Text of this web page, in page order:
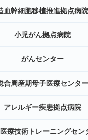
血幹細胞移植推進拠点病院
小児がん拠点病院
がんセンター
合周産期母子医療センター
アレルギー疾患拠点病院
療技術トレーニングセン